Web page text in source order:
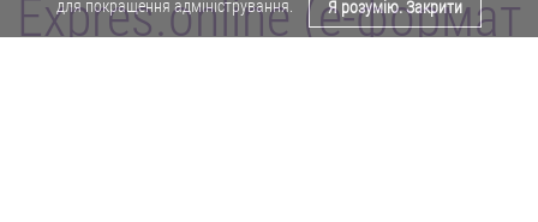
Expres.online (e-формат
для покращення адміністрування.
Я розумію. Закрити